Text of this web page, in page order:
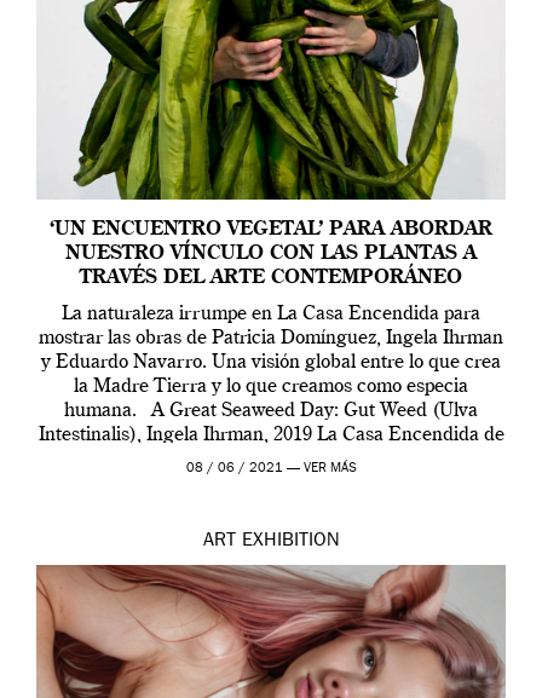
‘UN ENCUENTRO VEGETAL’ PARA ABORDAR
NUESTRO VÍNCULO CON LAS PLANTAS A
TRAVÉS DEL ARTE CONTEMPORÁNEO
La naturaleza irrumpe en La Casa Encendida para
mostrar las obras de Patricia Domínguez, Ingela Ihrman
y Eduardo Navarro. Una visión global entre lo que crea
la Madre Tierra y lo que creamos como especia
humana. A Great Seaweed Day: Gut Weed (Ulva
Intestinalis), Ingela Ihrman, 2019 La Casa Encendida de
Madrid y la Wellcome […]
08 / 06 / 2021 — VER MÁS
ART EXHIBITION